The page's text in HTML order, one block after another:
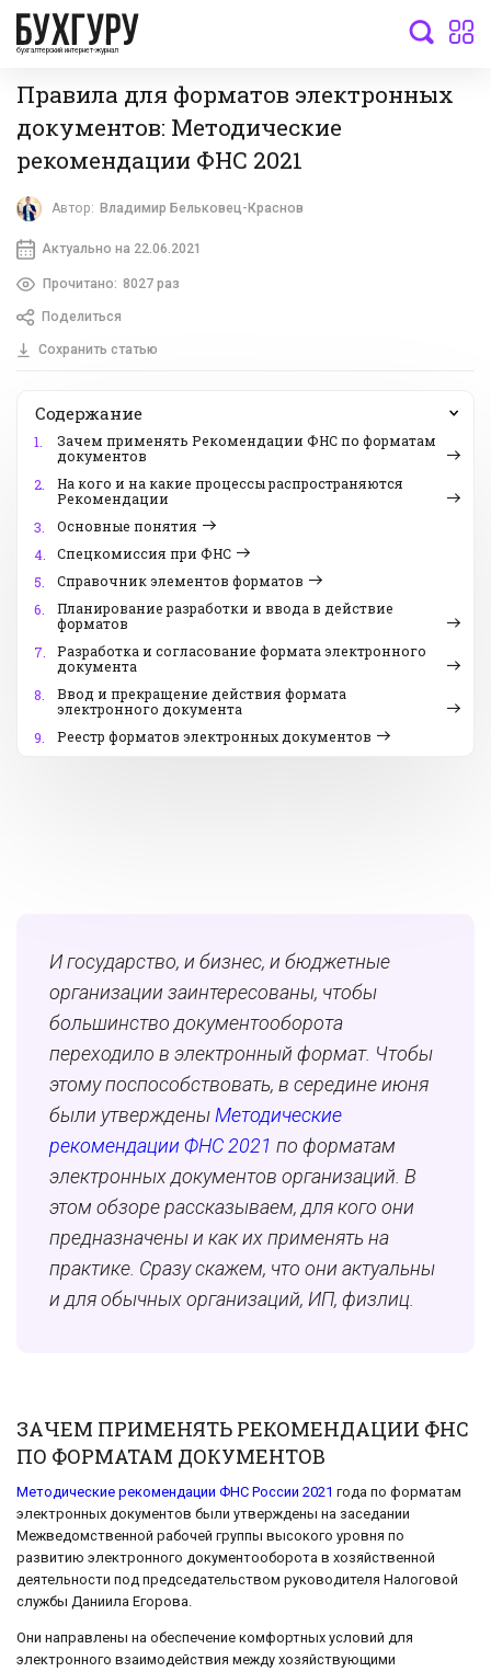
бухгалтерский интернет-журнал
Правила для форматов электронных
документов: Методические
рекомендации ФНС 2021
Автор: Владимир Бельковец-Краснов
Актуально на 22.06.2021
Прочитано: 8027 раз
Поделиться
Сохранить статью
Содержание
1.
Зачем применять Рекомендации ФНС по форматам
документов
2.
На кого и на какие процессы распространяются
Рекомендации
3.
Основные понятия
4.
Спецкомиссия при ФНС
5.
Справочник элементов форматов
6.
Планирование разработки и ввода в действие
форматов
7.
Разработка и согласование формата электронного
документа
8.
Ввод и прекращение действия формата
электронного документа
9.
Реестр форматов электронных документов
И государство, и бизнес, и бюджетные
организации заинтересованы, чтобы
большинство документооборота
переходило в электронный формат. Чтобы
этому поспособствовать, в середине июня
были утвержденыМетодические
рекомендации ФНС 2021 по форматам
электронных документов организаций. В
этом обзоре рассказываем, для кого они
предназначены и как их применять на
практике. Сразу скажем, что они актуальны
и для обычных организаций, ИП, физлиц.
ЗАЧЕМ ПРИМЕНЯТЬ РЕКОМЕНДАЦИИ ФНС
ПО ФОРМАТАМ ДОКУМЕНТОВ
Методические рекомендации ФНС России 2021 года по форматам
электронных документов были утверждены на заседании
Межведомственной рабочей группы высокого уровня по
развитию электронного документооборота в хозяйственной
деятельности под председательством руководителя Налоговой
службы Даниила Егорова.
Они направлены на обеспечение комфортных условий для
электронного взаимодействия между хозяйствующими